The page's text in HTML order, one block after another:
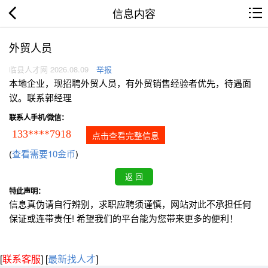
信息内容
外贸人员
临县人才网 2026.08.09 举报
本地企业，现招聘外贸人员，有外贸销售经验者优先，待遇面
议。联系郭经理
联系人手机/微信：
133****7918 点击查看完整信息
(查看需要10金币)
特此声明：
信息真伪请自行辨别，求职应聘须谨慎，网站对此不承担任何
保证或连带责任! 希望我们的平台能为您带来更多的便利！
[联系客服] [最新找人才]